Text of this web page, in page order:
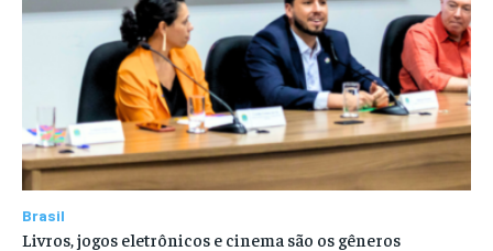
Brasil
Livros, jogos eletrônicos e cinema são os gêneros